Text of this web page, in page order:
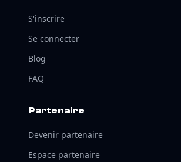
S'inscrire
Se connecter
Blog
FAQ
Partenaire
Devenir partenaire
Espace partenaire